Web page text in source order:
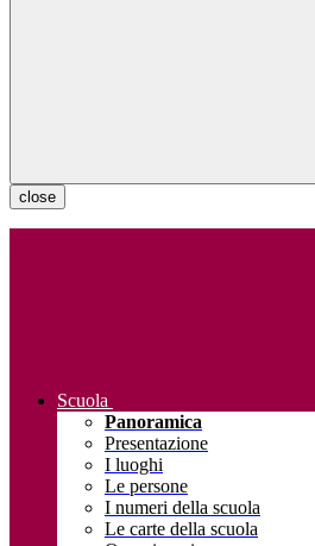
close
Scuola
Panoramica
Presentazione
I luoghi
Le persone
I numeri della scuola
Le carte della scuola